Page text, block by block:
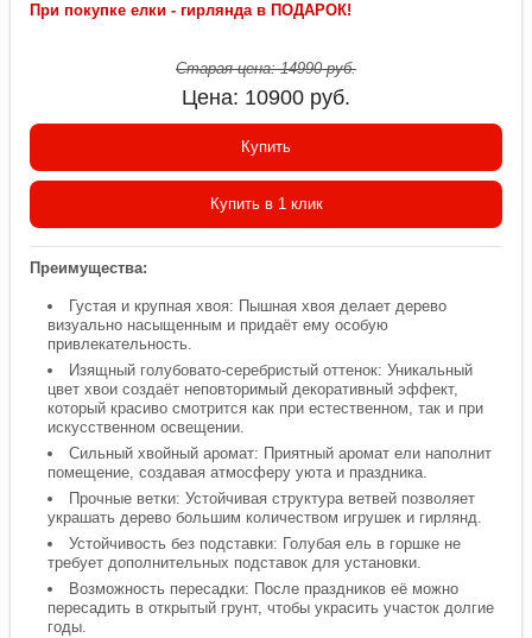
При покупке елки - гирлянда в ПОДАРОК!
Старая цена:14990руб.
Цена: 10900 руб.
Купить
Купить в 1 клик
Преимущества:
Густая и крупная хвоя: Пышная хвоя делает дерево
визуально насыщенным и придаёт ему особую
привлекательность.
Изящный голубовато-серебристый оттенок: Уникальный
цвет хвои создаёт неповторимый декоративный эффект,
который красиво смотрится как при естественном, так и при
искусственном освещении.
Сильный хвойный аромат: Приятный аромат ели наполнит
помещение, создавая атмосферу уюта и праздника.
Прочные ветки: Устойчивая структура ветвей позволяет
украшать дерево большим количеством игрушек и гирлянд.
Устойчивость без подставки: Голубая ель в горшке не
требует дополнительных подставок для установки.
Возможность пересадки: После праздников её можно
пересадить в открытый грунт, чтобы украсить участок долгие
годы.